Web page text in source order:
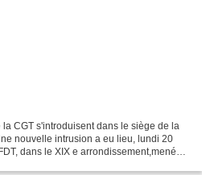
CGT s'introduisent dans le siège de la
nouvelle intrusion a eu lieu, lundi 20
dans le XIX e arrondissement,menée